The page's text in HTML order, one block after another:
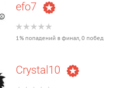
efo7
1% попадений в финал, 0 побед
Crystal10